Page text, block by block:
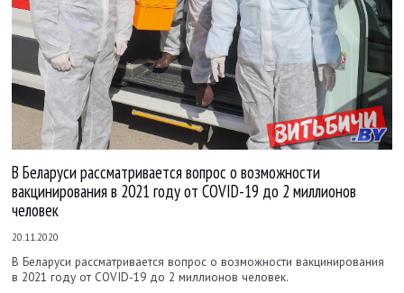
В Беларуси рассматривается вопрос о возможности
вакцинирования в 2021 году от COVID-19 до 2 миллионов
человек
20.11.2020
В Беларуси рассматривается вопрос о возможности вакцинирования
в 2021 году от COVID-19 до 2 миллионов человек.